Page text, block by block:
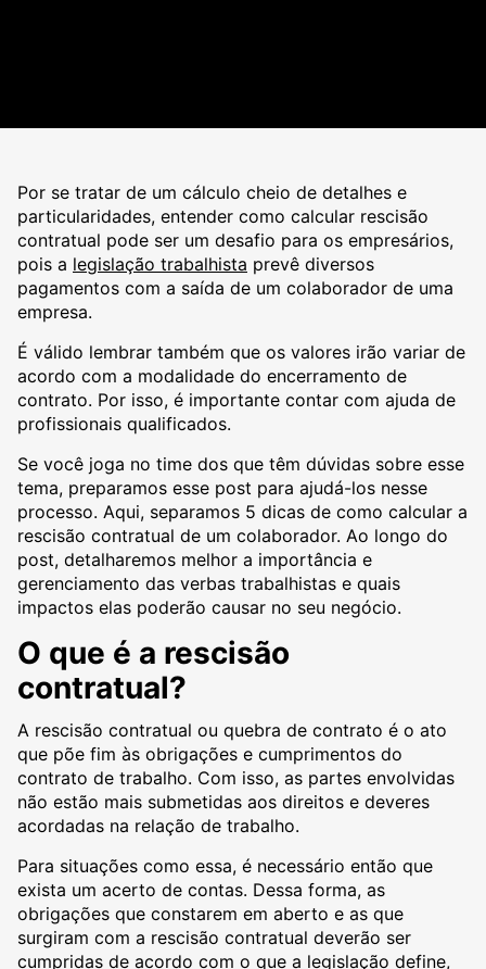
Por se tratar de um cálculo cheio de detalhes e
particularidades, entender como calcular rescisão
contratual pode ser um desafio para os empresários,
pois a legislação trabalhista prevê diversos
pagamentos com a saída de um colaborador de uma
empresa.
É válido lembrar também que os valores irão variar de
acordo com a modalidade do encerramento de
contrato. Por isso, é importante contar com ajuda de
profissionais qualificados.
Se você joga no time dos que têm dúvidas sobre esse
tema, preparamos esse post para ajudá-los nesse
processo. Aqui, separamos 5 dicas de como calcular a
rescisão contratual de um colaborador. Ao longo do
post, detalharemos melhor a importância e
gerenciamento das verbas trabalhistas e quais
impactos elas poderão causar no seu negócio.
O que é a rescisão
contratual?
A rescisão contratual ou quebra de contrato é o ato
que põe fim às obrigações e cumprimentos do
contrato de trabalho. Com isso, as partes envolvidas
não estão mais submetidas aos direitos e deveres
acordadas na relação de trabalho.
Para situações como essa, é necessário então que
exista um acerto de contas. Dessa forma, as
obrigações que constarem em aberto e as que
surgiram com a rescisão contratual deverão ser
cumpridas de acordo com o que a legislação define,